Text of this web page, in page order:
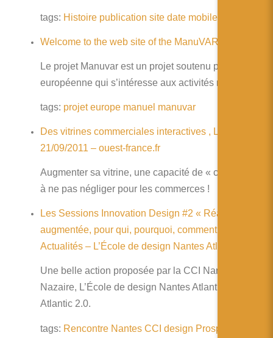
tags: Histoire publication site date mobile
Welcome to the web site of the ManuVAR project
Le projet Manuvar est un projet soutenu par l’union
européenne qui s’intéresse aux activités manuelles.
tags: projet europe manuel manuvar
Des vitrines commerciales interactives , Laval
21/09/2011 – ouest-france.fr
Augmenter sa vitrine, une capacité de « captation »
à ne pas négliger pour les commerces !
Les Sessions Innovation Design #2 « Réalité
augmentée, pour qui, pourquoi, comment faire ? » –
Actualités – L’École de design Nantes Atlantique
Une belle action proposée par la CCI Nantes St
Nazaire, L’École de design Nantes Atlantique et
Atlantic 2.0.
tags: Rencontre Nantes CCI design Prospective